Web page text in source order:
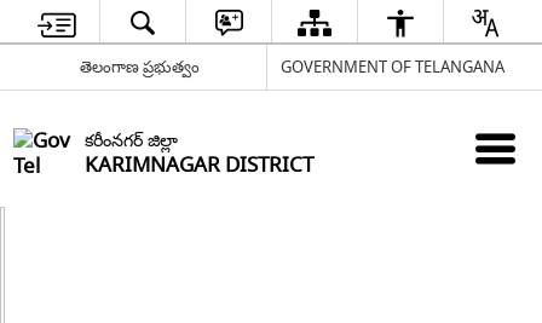
తెలంగాణ ప్రభుత్వం GOVERNMENT OF TELANGANA
కరీంనగర్ జిల్లా
KARIMNAGAR DISTRICT